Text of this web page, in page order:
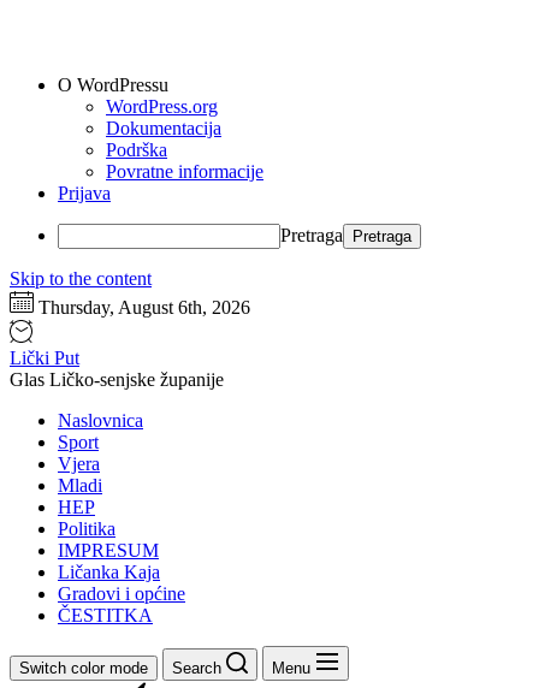
O WordPressu
WordPress.org
Dokumentacija
Podrška
Povratne informacije
Prijava
Pretraga
Skip to the content
Thursday, August 6th, 2026
Lički Put
Glas Ličko-senjske županije
Naslovnica
Sport
Vjera
Mladi
HEP
Politika
IMPRESUM
Ličanka Kaja
Gradovi i općine
ČESTITKA
Switch color mode Search Menu